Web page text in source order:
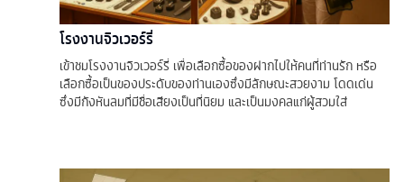
โรงงานจิวเวอร์รี่
เข้าชมโรงงานจิวเวอร์รี่ เพื่อเลือกซื้อของฝากไปให้คนที่ท่านรัก หรือ
เลือกซื้อเป็นของประดับของท่านเองซึ่งมีลักษณะสวยงาม โดดเด่น
ซึ่งมีกังหันลมที่มีชื่อเสียงเป็นที่นิยม และเป็นมงคลแก่ผู้สวมใส่